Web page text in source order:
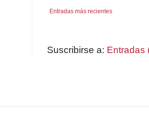
Entradas más recientes
Suscribirse a: Entradas